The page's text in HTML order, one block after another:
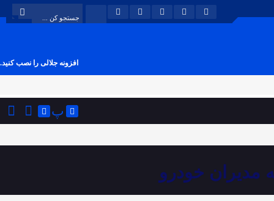
افزونه جلالی را نصب کنید.
پ
مدیران خودرو